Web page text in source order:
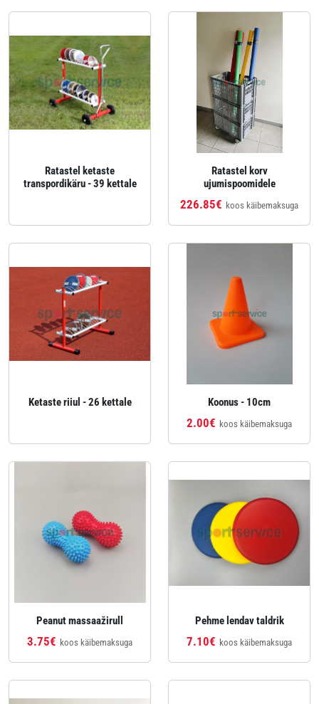
Ratastel ketaste
transpordikäru - 39 kettale
Ratastel korv
ujumispoomidele
226.85€ koos käibemaksuga
Ketaste riiul - 26 kettale Koonus - 10cm
2.00€ koos käibemaksuga
Peanut massaažirull
3.75€ koos käibemaksuga
Pehme lendav taldrik
7.10€ koos käibemaksuga